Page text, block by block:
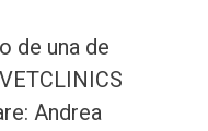
de una de
Andrea